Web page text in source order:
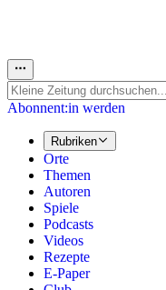
Abonnent:in werden
Rubriken
Orte
Themen
Autoren
Spiele
Podcasts
Videos
Rezepte
E-Paper